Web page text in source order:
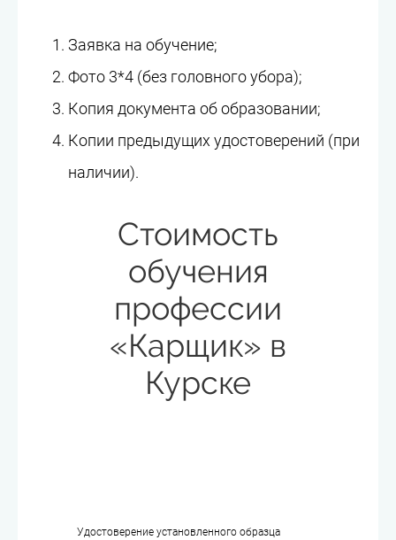
Заявка на обучение;
Фото 3*4 (без головного убора);
Копия документа об образовании;
Копии предыдущих удостоверений (при
наличии).
Стоимость
обучения
профессии
«Карщик» в
Курске
Удостоверение установленного образца